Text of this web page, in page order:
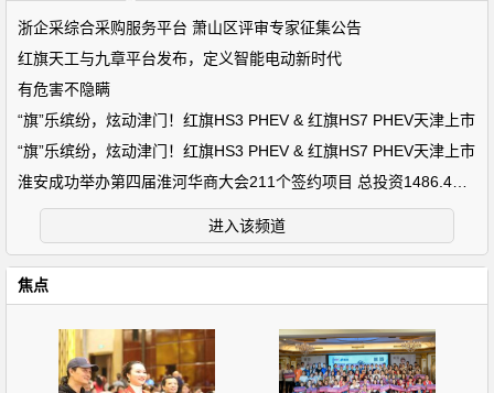
浙企采综合采购服务平台 萧山区评审专家征集公告
红旗天工与九章平台发布，定义智能电动新时代
有危害不隐瞒
“旗”乐缤纷，炫动津门！红旗HS3 PHEV & 红旗HS7 PHEV天津上市
“旗”乐缤纷，炫动津门！红旗HS3 PHEV & 红旗HS7 PHEV天津上市
进入该频道
焦点